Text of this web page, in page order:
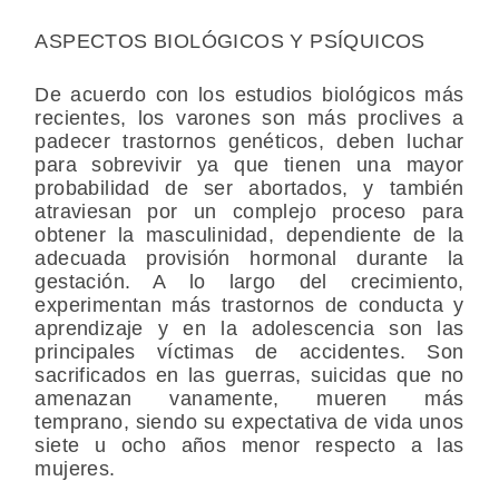
ASPECTOS BIOLÓGICOS Y PSÍQUICOS
De acuerdo con los estudios biológicos más
recientes, los varones son más proclives a
padecer trastornos genéticos, deben luchar
para sobrevivir ya que tienen una mayor
probabilidad de ser abortados, y también
atraviesan por un complejo proceso para
obtener la masculinidad, dependiente de la
adecuada provisión hormonal durante la
gestación. A lo largo del crecimiento,
experimentan más trastornos de conducta y
aprendizaje y en la adolescencia son las
principales víctimas de accidentes. Son
sacrificados en las guerras, suicidas que no
amenazan vanamente, mueren más
temprano, siendo su expectativa de vida unos
siete u ocho años menor respecto a las
mujeres.